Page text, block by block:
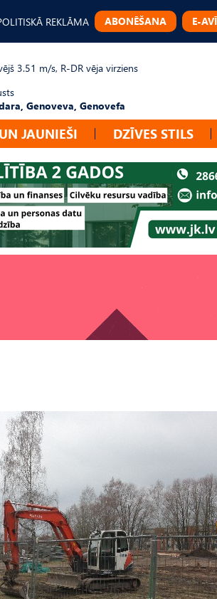
REKLĀMA ABONĒŠANA E-
3.51 m/s, R-DR vēja virziens
Genoveva, Genovefa
JAUNIEŠI DZĪVES STILS